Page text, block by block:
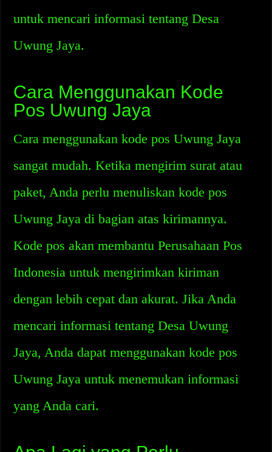
untuk mencari informasi tentang Desa
Uwung Jaya.
Cara Menggunakan Kode
Pos Uwung Jaya
Cara menggunakan kode pos Uwung Jaya
sangat mudah. Ketika mengirim surat atau
paket, Anda perlu menuliskan kode pos
Uwung Jaya di bagian atas kirimannya.
Kode pos akan membantu Perusahaan Pos
Indonesia untuk mengirimkan kiriman
dengan lebih cepat dan akurat. Jika Anda
mencari informasi tentang Desa Uwung
Jaya, Anda dapat menggunakan kode pos
Uwung Jaya untuk menemukan informasi
yang Anda cari.